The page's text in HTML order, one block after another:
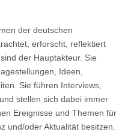
der deutschen
erforscht, reflektiert
der Hauptakteur. Sie
Ideen,
Sie führen Interviews,
stellen sich dabei immer
Ereignisse und Themen für
und/oder Aktualität besitzen.